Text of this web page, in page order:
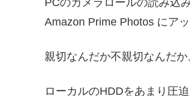
Amazon Prime Photos にア
親切なんだか不親切なんだか
ローカルのHDDをあまり圧